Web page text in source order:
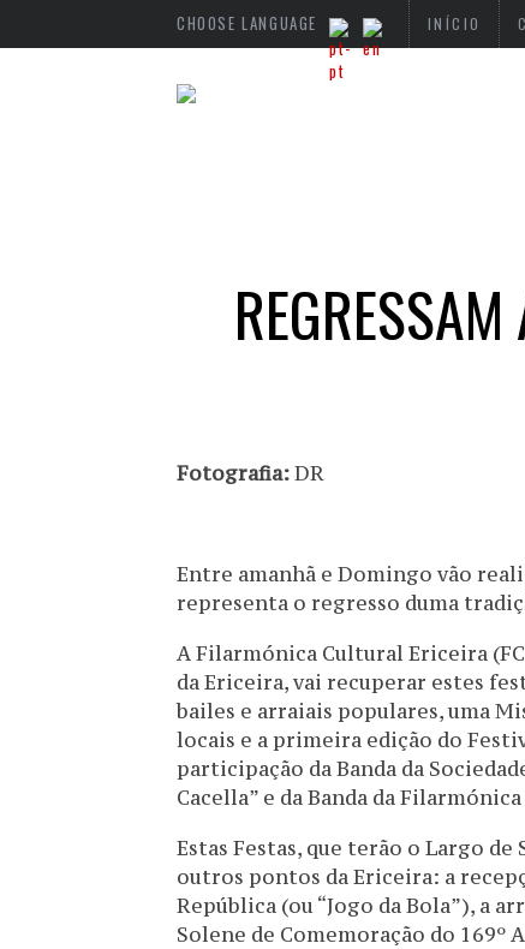
CHOOSE LANGUAGE INÍCIO
Fotografia:DR
Entre amanhã e Domingo vão
representa o regresso duma
A Filarmónica Cultural Ericeira
da Ericeira, vai recuperar estes
bailes e arraiais populares, uma
locais e a primeira edição do
participação da Banda da
Cacella” e da Banda da
Estas Festas, que terão o Largo
outros pontos da Ericeira: a
República (ou “Jogo da Bola”), a
Solene de Comemoração do 169º